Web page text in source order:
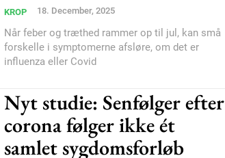
KROP 18. December, 2025
Når feber og træthed rammer op til jul, kan små
forskelle i symptomerne afsløre, om det er
influenza eller Covid
Nyt studie: Senfølger efter
corona følger ikke ét
samlet sygdomsforløb